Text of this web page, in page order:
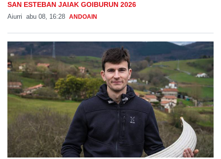
SAN ESTEBAN JAIAK GOIBURUN 2026
Aiurri abu 08, 16:28 ANDOAIN